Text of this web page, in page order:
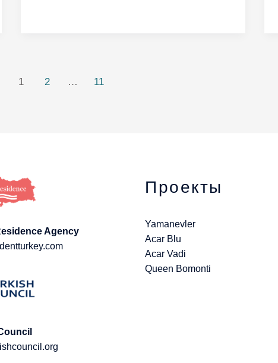
1 2 … 11
Agency
Проекты
Yamanevler
Acar Blu
Acar Vadi
Queen Bomonti